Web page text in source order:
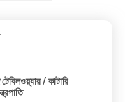
/ কাটারি